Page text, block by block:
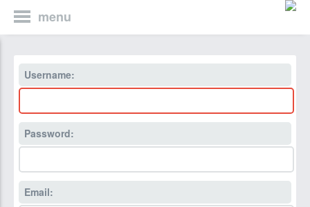
menu
Username:
Password:
Email: